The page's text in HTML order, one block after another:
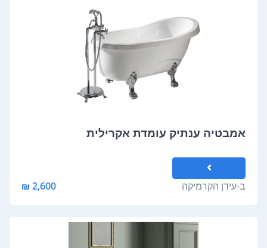
אמבטיה ענתיק עומדת אקרילית
ב-עידן הקרמיקה 2,600 ₪